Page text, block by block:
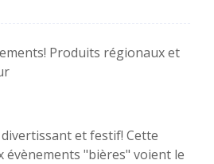
et festif! Cette
évènements "bières" voient le